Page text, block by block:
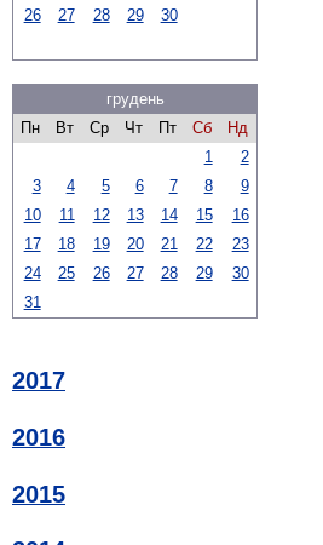
26
27 28 29 30
грудень
Пн
Вт Ср Чт Пт Сб
Нд
1
2
3
4 5 6 7 8
9
10
11 12 13 14 15
16
17
18 19 20 21 22
23
24
25 26 27 28 29
30
31
2017
2016
2015